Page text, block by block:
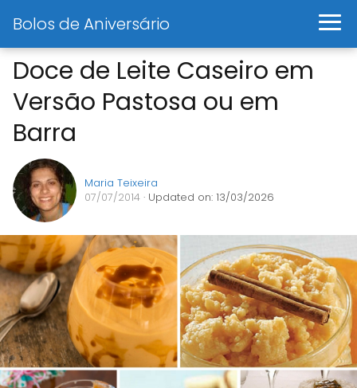
Bolos de Aniversário
Doce de Leite Caseiro em
Versão Pastosa ou em
Barra
Maria Teixeira
07/07/2014 · Updated on: 13/03/2026